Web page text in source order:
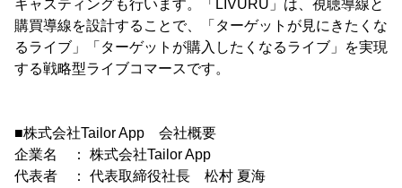
キャスティングも行います。「LIVURU」は、視聴導線と
購買導線を設計することで、「ターゲットが見にきたくな
るライブ」「ターゲットが購入したくなるライブ」を実現
する戦略型ライブコマースです。
■株式会社Tailor App 会社概要
企業名 ： 株式会社Tailor App
代表者 ： 代表取締役社長 松村 夏海